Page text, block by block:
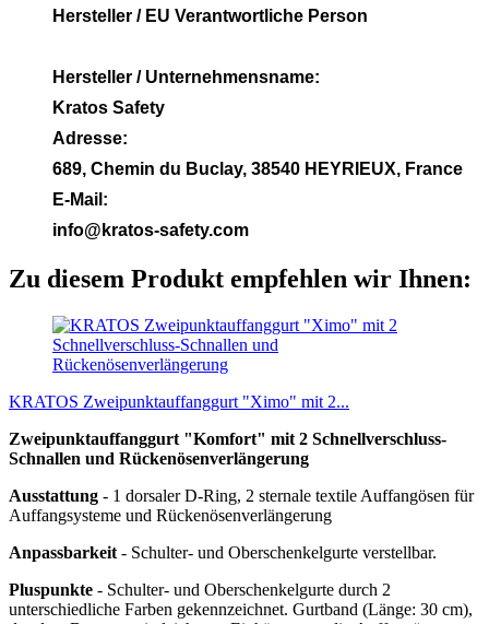
Hersteller / EU Verantwortliche Person
Hersteller / Unternehmensname:
Kratos Safety
Adresse:
689, Chemin du Buclay, 38540 HEYRIEUX, France
E-Mail:
info@kratos-safety.com
Zu diesem Produkt empfehlen wir Ihnen:
KRATOS Zweipunktauffanggurt "Ximo" mit 2...
Zweipunktauffanggurt "Komfort" mit 2 Schnellverschluss-
Schnallen und Rückenösenverlängerung
Ausstattung - 1 dorsaler D-Ring, 2 sternale textile Auffangösen für
Auffangsysteme und Rückenösenverlängerung
Anpassbarkeit - Schulter- und Oberschenkelgurte verstellbar.
Pluspunkte - Schulter- und Oberschenkelgurte durch 2
unterschiedliche Farben gekennzeichnet. Gurtband (Länge: 30 cm),